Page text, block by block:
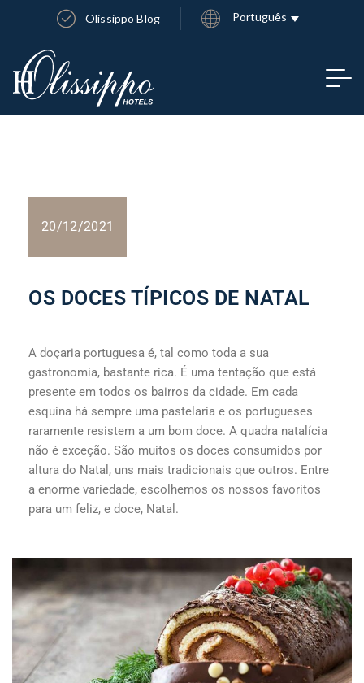
Olissippo Blog Português
20/12/2021
OS DOCES TÍPICOS DE NATAL
A doçaria portuguesa é, tal como toda a sua
gastronomia, bastante rica. É uma tentação que está
presente em todos os bairros da cidade. Em cada
esquina há sempre uma pastelaria e os portugueses
raramente resistem a um bom doce. A quadra natalícia
não é exceção. São muitos os doces consumidos por
altura do Natal, uns mais tradicionais que outros. Entre
a enorme variedade, escolhemos os nossos favoritos
para um feliz, e doce, Natal.